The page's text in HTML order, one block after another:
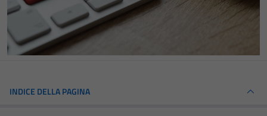
INDICE DELLA PAGINA